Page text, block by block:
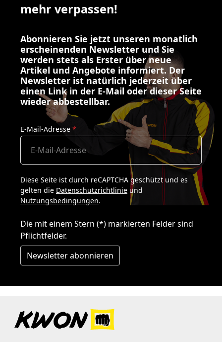
mehr verpassen!
Abonnieren Sie jetzt unseren monatlich
erscheinenden Newsletter und Sie
werden stets als Erster über neue
Artikel und Angebote informiert. Der
Newsletter ist natürlich jederzeit über
einen Link in der E-Mail oder dieser Seite
wieder abbestellbar.
E-Mail-Adresse *
Diese Seite ist durch reCAPTCHA geschützt und es
gelten die Datenschutzrichtlinie und
Nutzungsbedingungen.
Die mit einem Stern (*) markierten Felder sind
Pflichtfelder.
Newsletter abonnieren